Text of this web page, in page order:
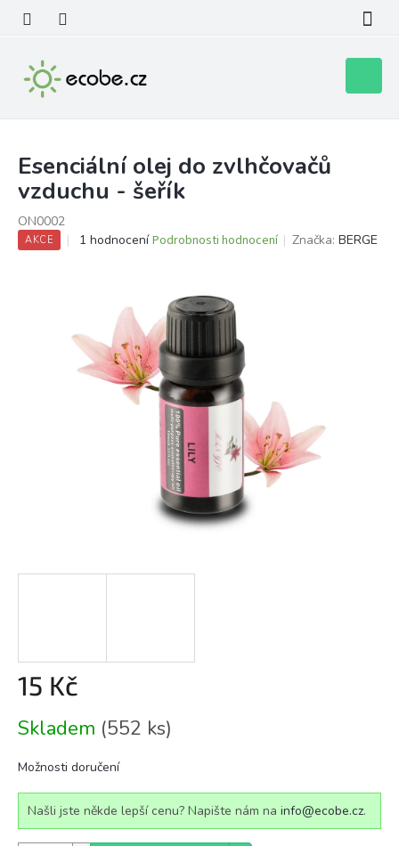
obsah
košík
Esenciální olej do zvlhčovačů
vzduchu - šeřík
ON0002
AKCE
Průměrné
5
hvězdiček.
1 hodnocení Podrobnosti hodnocení Značka:BERGE
15 Kč
cena:
Skladem (552 ks)
Možnosti doručení
Našli jste někde lepší cenu? Napište nám na info@ecobe.cz.